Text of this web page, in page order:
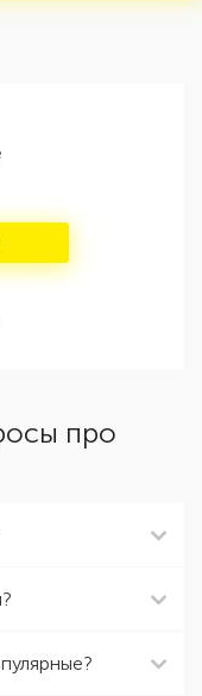
про